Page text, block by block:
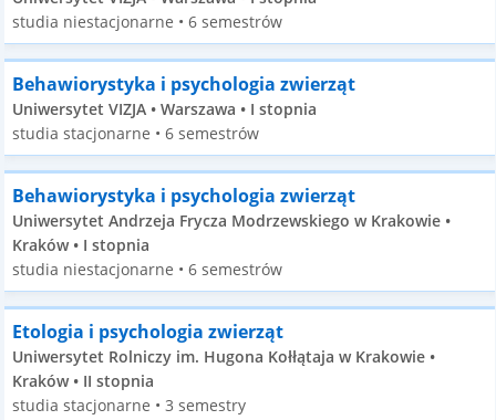
studia niestacjonarne • 6 semestrów
Behawiorystyka i psychologia zwierząt
Uniwersytet VIZJA • Warszawa • I stopnia
studia stacjonarne • 6 semestrów
Behawiorystyka i psychologia zwierząt
Uniwersytet Andrzeja Frycza Modrzewskiego w Krakowie •
Kraków • I stopnia
studia niestacjonarne • 6 semestrów
Etologia i psychologia zwierząt
Uniwersytet Rolniczy im. Hugona Kołłątaja w Krakowie •
Kraków • II stopnia
studia stacjonarne • 3 semestry